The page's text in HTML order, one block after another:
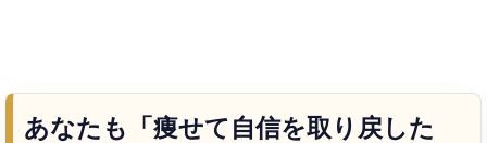
あなたも「痩せて自信を取り戻した